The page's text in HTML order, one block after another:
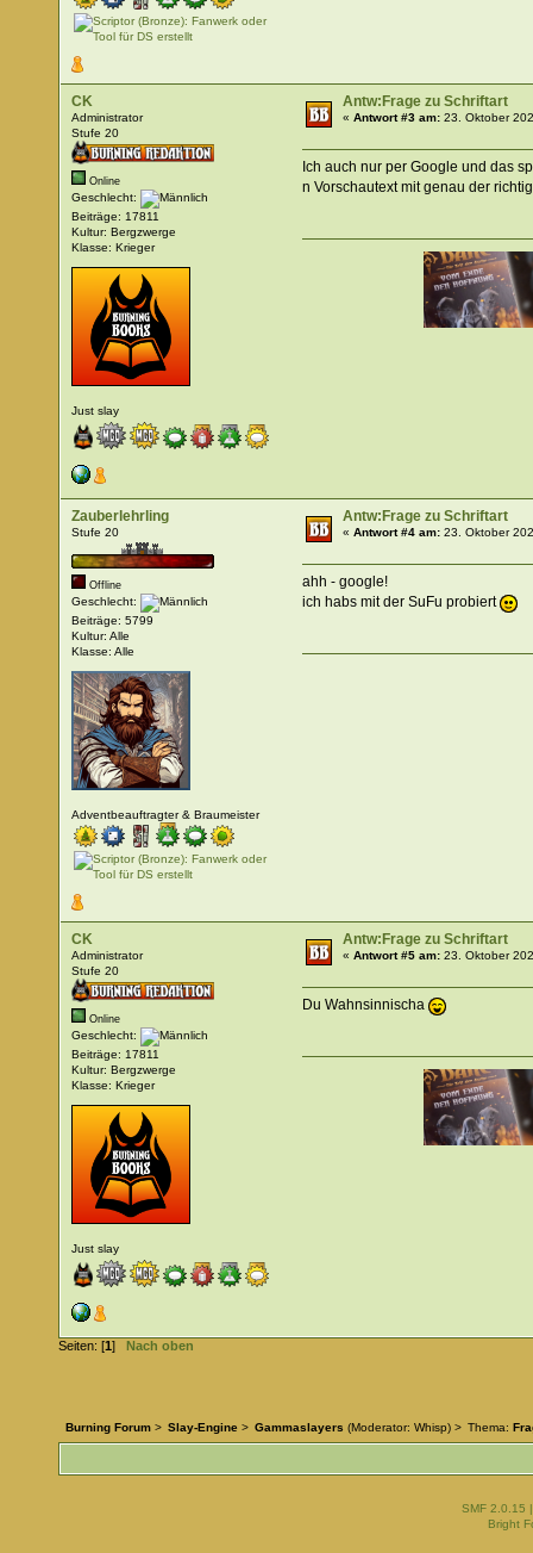
CK
Administrator
Stufe 20
Online
Geschlecht:
Beiträge: 17811
Kultur: Bergzwerge
Klasse: Krieger
Just slay
Antw:Frage zu Schriftart
«Antwort #3 am: 23. Oktober
Ich auch nur per Google und das
n Vorschautext mit genau der
Zauberlehrling
Stufe 20
Offline
Geschlecht:
Beiträge: 5799
Kultur: Alle
Klasse: Alle
Adventbeauftragter & Braumeister
Antw:Frage zu Schriftart
«Antwort #4 am: 23. Oktober
ahh - google!
ich habs mit der SuFu probiert
CK
Administrator
Stufe 20
Online
Geschlecht:
Beiträge: 17811
Kultur: Bergzwerge
Klasse: Krieger
Just slay
Antw:Frage zu Schriftart
«Antwort #5 am: 23. Oktober
Du Wahnsinnischa
Seiten: [1] Nach oben
Burning Forum > Slay-Engine> Gammaslayers (Moderator: Whisp) > Thema:
SMF 2.0.15
Bright